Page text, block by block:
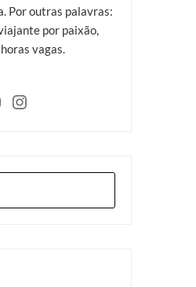
Por outras palavras:
por paixão,
vagas.